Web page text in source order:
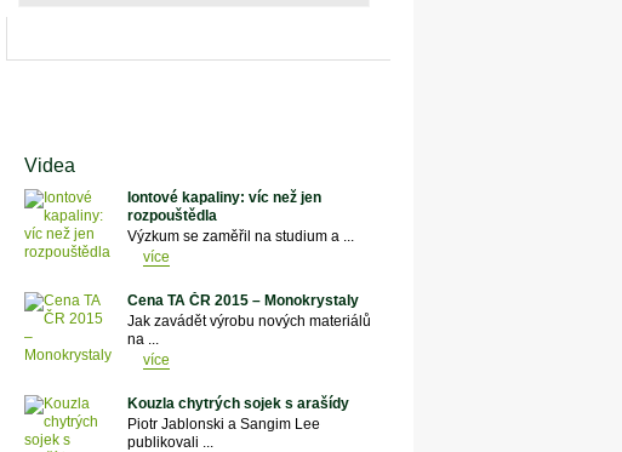
Videa
Iontové kapaliny: víc než jen
rozpouštědla
Výzkum se zaměřil na studium a ...
více
Cena TA ČR 2015 – Monokrystaly
Jak zavádět výrobu nových materiálů
na ...
více
Kouzla chytrých sojek s arašídy
Piotr Jablonski a Sangim Lee
publikovali ...